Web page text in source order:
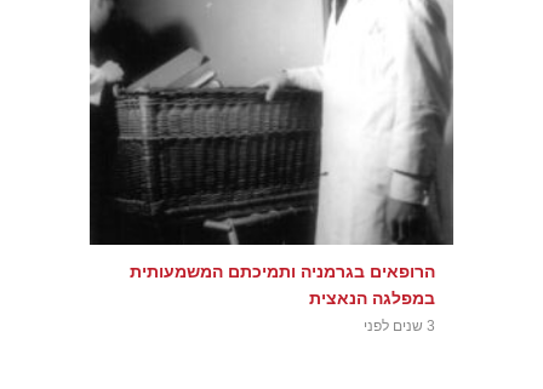
הרופאים בגרמניה ותמיכתם המשמעותית
במפלגה הנאצית
3 שנים לפני